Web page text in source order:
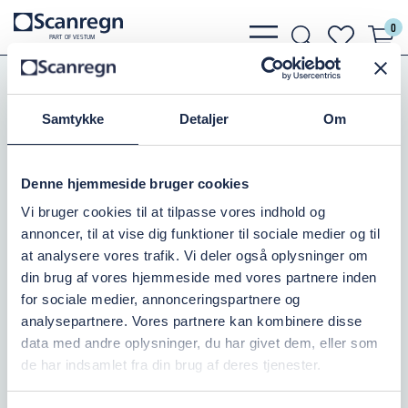
Samtykke Detaljer Om
Denne hjemmeside bruger cookies
Vi bruger cookies til at tilpasse vores indhold og
annoncer, til at vise dig funktioner til sociale medier og til
at analysere vores trafik. Vi deler også oplysninger om
din brug af vores hjemmeside med vores partnere inden
for sociale medier, annonceringspartnere og
analysepartnere. Vores partnere kan kombinere disse
data med andre oplysninger, du har givet dem, eller som
de har indsamlet fra din brug af deres tjenester.
PARTOF VESTUM
bars
light
search
light
heart 0
Slanger, Spændebånd
Trykslanger
BRANDSLANGE POL/EPDM, 3"
Varenr.:
505050075-100
På lager: 100+
106,25 DKKinkl. moms
Læg i kurv